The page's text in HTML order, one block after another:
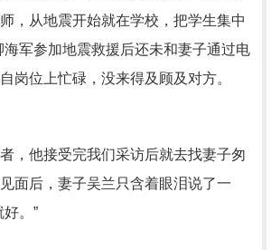
，从地震开始就在学校，把学生集中
海军参加地震救援后还未和妻子通过电
岗位上忙碌，没来得及顾及对方。
，他接受完我们采访后就去找妻子匆
面后，妻子吴兰只含着眼泪说了一
。”